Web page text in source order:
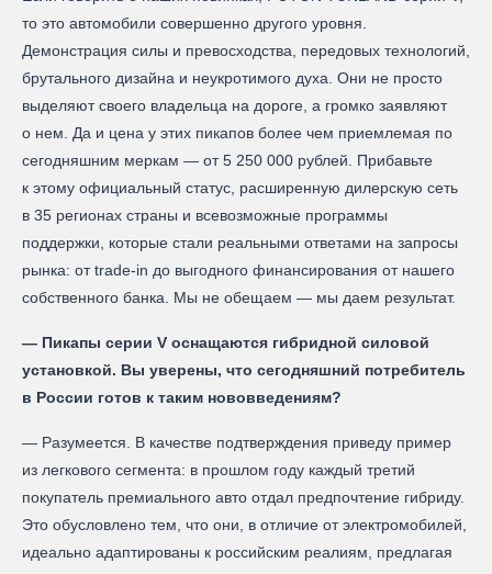
то это автомобили совершенно другого уровня.
Демонстрация силы и превосходства, передовых технологий,
брутального дизайна и неукротимого духа. Они не просто
выделяют своего владельца на дороге, а громко заявляют
о нем. Да и цена у этих пикапов более чем приемлемая по
сегодняшним меркам — от 5 250 000 рублей. Прибавьте
к этому официальный статус, расширенную дилерскую сеть
в 35 регионах страны и всевозможные программы
поддержки, которые стали реальными ответами на запросы
рынка: от trade-in до выгодного финансирования от нашего
собственного банка. Мы не обещаем — мы даем результат.
— Пикапы серии V оснащаются гибридной силовой
установкой. Вы уверены, что сегодняшний потребитель
в России готов к таким нововведениям?
— Разумеется. В качестве подтверждения приведу пример
из легкового сегмента: в прошлом году каждый третий
покупатель премиального авто отдал предпочтение гибриду.
Это обусловлено тем, что они, в отличие от электромобилей,
идеально адаптированы к российским реалиям, предлагая